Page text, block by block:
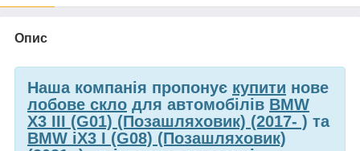
Опис
Наша компанія пропонує купити нове
лобове скло для автомобілів BMW
X3 III (G01) (Позашляховик) (2017- ) та
BMW iX3 I (G08) (Позашляховик)